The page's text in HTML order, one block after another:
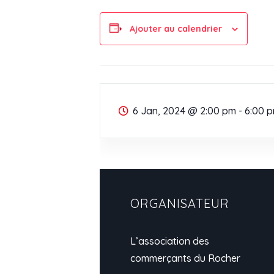
Ajouter au calendrier
6 Jan, 2024 @ 2:00 pm - 6:00
ORGANISATEUR
L’association des
commerçants du Rocher